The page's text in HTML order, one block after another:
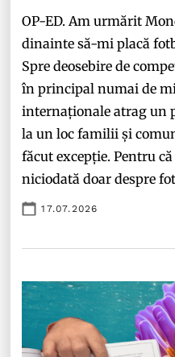
OP-ED. Am urmărit
dinainte să-mi placă
Spre deosebire de
în principal numai de
internaționale atrag un
la un loc familii și
făcut excepție. Pentru
niciodată doar despre
17.07.2026